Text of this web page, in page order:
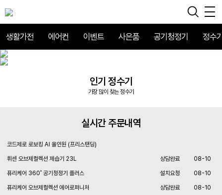
생활가전 에어컨 이벤트 사은품 공기청정기 정수
인기 정수기
가장 많이 찾는 정수기
실시간 주문내역
코드제로 로보킹 AI 올인원 (프리스탠딩)
휘센 오브제컬렉션 제습기 23L 상담완료 08-10
퓨리케어 360˚ 공기청정기 플러스 설치요청 08-10
퓨리케어 오브제컬렉션 에어로퍼니처 상담완료 08-10